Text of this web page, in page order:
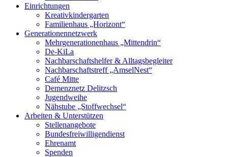
Einrichtungen
Kreativkindergarten
Familienhaus „Horizont“
Generationennetzwerk
Mehrgenerationenhaus „Mittendrin“
De-KiLa
Nachbarschaftshelfer & Alltagsbegleiter
Nachbarschaftstreff „AmselNest“
Café Mitte
Demenznetz Delitzsch
Jugendweihe
Nähstube „Stoffwechsel“
Arbeiten & Unterstützen
Stellenangebote
Bundesfreiwilligendienst
Ehrenamt
Spenden